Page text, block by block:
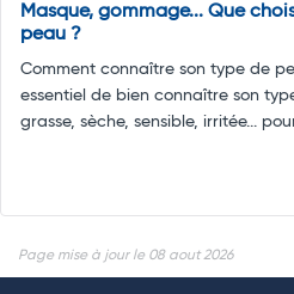
Masque, gommage... Que
peau ?
Comment connaître son type de
essentiel de bien connaître son
grasse, sèche, sensible, irritée...
Page mise à jour le 08 aout 2026